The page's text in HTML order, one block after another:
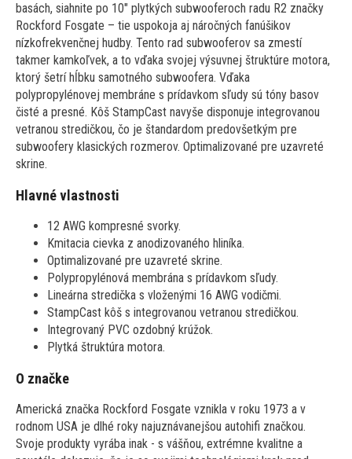
basách, siahnite po 10" plytkých subwooferoch radu R2 značky
Rockford Fosgate – tie uspokoja aj náročných fanúšikov
nízkofrekvenčnej hudby. Tento rad subwooferov sa zmestí
takmer kamkoľvek, a to vďaka svojej výsuvnej štruktúre motora,
ktorý šetrí hĺbku samotného subwoofera. Vďaka
polypropylénovej membráne s prídavkom sľudy sú tóny basov
čisté a presné. Kôš StampCast navyše disponuje integrovanou
vetranou stredičkou, čo je štandardom predovšetkým pre
subwoofery klasických rozmerov. Optimalizované pre uzavreté
skrine.
Hlavné vlastnosti
12 AWG kompresné svorky.
Kmitacia cievka z anodizovaného hliníka.
Optimalizované pre uzavreté skrine.
Polypropylénová membrána s prídavkom sľudy.
Lineárna stredička s vloženými 16 AWG vodičmi.
StampCast kôš s integrovanou vetranou stredičkou.
Integrovaný PVC ozdobný krúžok.
Plytká štruktúra motora.
O značke
Americká značka Rockford Fosgate vznikla v roku 1973 a v
rodnom USA je dlhé roky najuznávanejšou autohifi značkou.
Svoje produkty vyrába inak - s vášňou, extrémne kvalitne a